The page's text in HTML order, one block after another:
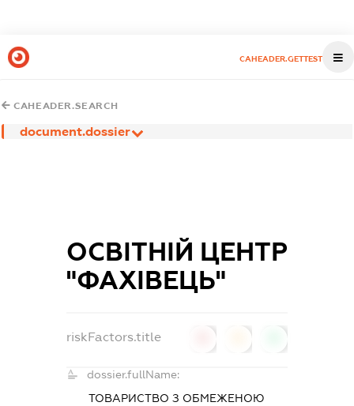
CAHEADER.GETTEST
CAHEADER.SEARCH
document.dossier
ОСВІТНІЙ ЦЕНТР
"ФАХІВЕЦЬ"
riskFactors.title
dossier.fullName:
ТОВАРИСТВО З ОБМЕЖЕНОЮ